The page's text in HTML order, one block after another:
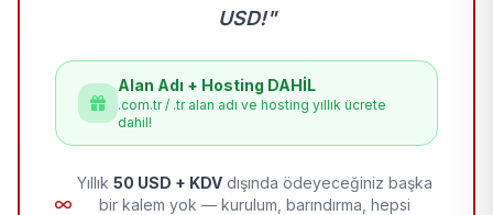
USD!"
Alan Adı + Hosting DAHİL
.com.tr / .tr alan adı ve hosting yıllık ücrete
dahil!
Yıllık 50 USD + KDV dışında ödeyeceğiniz başka
bir kalem yok — kurulum, barındırma, hepsi